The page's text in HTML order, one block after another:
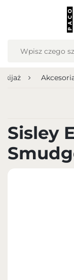
Sisley
Język
Polish zloty